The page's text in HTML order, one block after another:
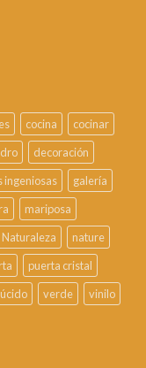
cocina
cocinar
decoración
ingeniosas
galería
mariposa
Naturaleza
nature
puerta cristal
verde
vinilo